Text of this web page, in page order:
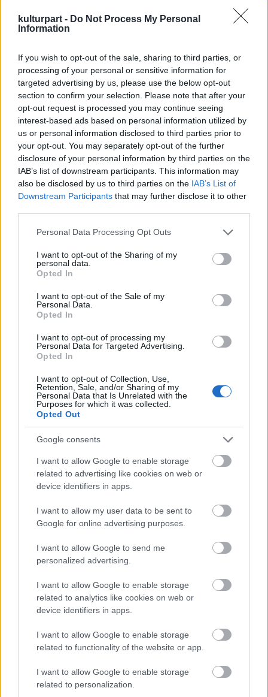
kulturpart - Do Not Process My Personal
Information
If you wish to opt-out of the sale, sharing to third parties, or
processing of your personal or sensitive information for
targeted advertising by us, please use the below opt-out
section to confirm your selection. Please note that after your
opt-out request is processed you may continue seeing
interest-based ads based on personal information utilized by
us or personal information disclosed to third parties prior to
your opt-out. You may separately opt-out of the further
disclosure of your personal information by third parties on the
IAB’s list of downstream participants. This information may
also be disclosed by us to third parties on the IAB’s List of
Downstream Participants that may further disclose it to other
Please note that this website/app uses one or more Google
not limited to your visit or usage behaviour. You may click to
grant or deny consent to Google and its third-party tags to
use your data for below specified purposes in below Google
consent section.
Personal Data Processing Opt Outs
I want to opt-out of the Sharing of my
personal data.
Opted In
I want to opt-out of the Sale of my
Personal Data.
Opted In
I want to opt-out of processing my
Personal Data for Targeted Advertising.
Opted In
I want to opt-out of Collection, Use,
Retention, Sale, and/or Sharing of my
Personal Data that Is Unrelated with the
Purposes for which it was collected.
Opted Out
Google consents
I want to allow Google to enable storage
related to advertising like cookies on web or
device identifiers in apps.
I want to allow my user data to be sent to
Google for online advertising purposes.
I want to allow Google to send me
personalized advertising.
I want to allow Google to enable storage
related to analytics like cookies on web or
device identifiers in apps.
I want to allow Google to enable storage
related to functionality of the website or app.
I want to allow Google to enable storage
related to personalization.
legújabb szerzeményükkel Milan Knizak, a
Nemzeti Galéria igazgatója.
Az 1910 és 1911 folyamán született
olajfestmény egy rendkívül fontos állomást
jelent a művész korai munkáira jellemző
figurális realizmus és az új korszakaként
beköszöntő tisztán absztrakt festészet
között.
Kandinszkij (1866-1944) első munkái a
realizmus, az impresszionizmus és az art
nouveau szellemében születtek. Mindössze
1910 után kezdtek beszivárogni alkotásaiba
az absztrakt stílus bizonyos jelei, amelyek
mutatkoztak meg, a figurák és a tárgyak
rovására.
Forrás: MTI
Csehország Festészet Külföld Prága Képzőművészet
Képző
AZ EMBERSÉG ÜNNEPE
„NEM TÖBB EZER EMBERRE UTAZUNK, HANEM
LÉTEZIK GYÓGYÍTÓ MÚZEUM?!